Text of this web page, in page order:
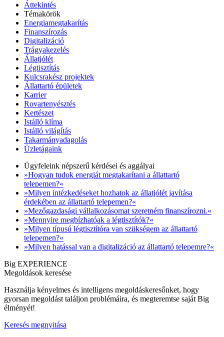
Áttekintés
Témakörök
Energiamegtakarítás
Finanszírozás
Digitalizáció
Trágyakezelés
Állatjólét
Légtisztítás
Kulcsrakész projektek
Állattartó épületek
Karrier
Rovartenyésztés
Kertészet
Istálló klíma
Istálló világítás
Takarmányadagolás
Üzletágaink
Ügyfeleink népszerű kérdései és aggályai
»Hogyan tudok energiát megtakarítani a állattartó
telepemen?«
»Milyen intézkedéseket hozhatok az állatjólét javítása
érdekében az állattartó telepemen?«
»Mezőgazdasági vállalkozásomat szeretném finanszírozni.«
»Mennyire megbízhatóak a légtisztítók?«
»Milyen típusú légtisztítóra van szükségem az állattartó
telepemen?«
»Milyen hatással van a digitalizáció az állattartó telepemre?«
Big EXPERIENCE
Megoldások keresése
Használja kényelmes és intelligens megoldáskeresőnket, hogy
gyorsan megoldást találjon problémáira, és megteremtse saját Big
élményét!
Keresés megnyitása